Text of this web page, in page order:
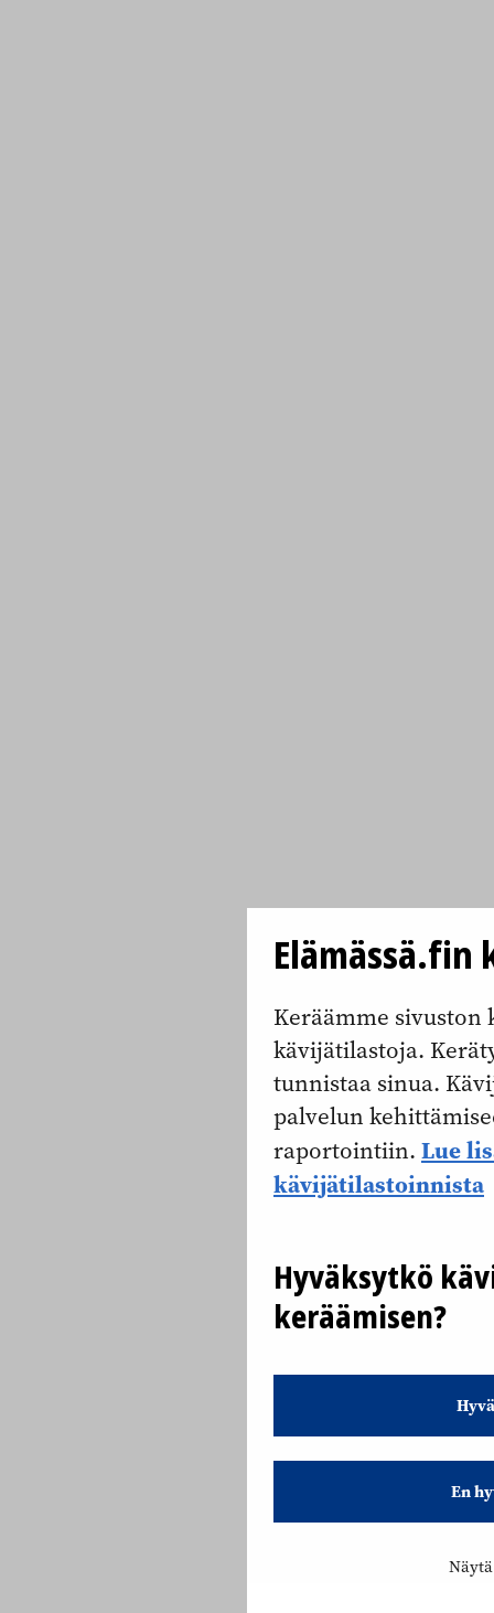
Keräämme sivuston
kävijätilastoja.
tunnistaa sinua.
palvelun
raportointiin. Lue
kävijätilastoinnista
Hyväksytkö
keräämisen?
En